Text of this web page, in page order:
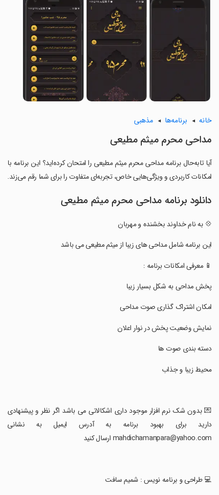
خانه برنامه‌ها مذهبی
مداحی محرم میثم مطیعی
آیا تابه‌حال برنامه مداحی محرم میثم مطیعی را امتحان کرده‌اید؟ این برنامه با
امکانات کاربردی و ویژگی‌هایی خاص، تجربه‌ای متفاوت را برای شما رقم می‌زند.
دانلود برنامه مداحی محرم میثم مطیعی
💠 به نام خداوند بخشنده و مهربان
‏این برنامه شامل مداحی های زیبا از میثم مطیعی می باشد
‏📱 معرفی امکانات برنامه :
‏پخش مداحی به شکل بسیار زیبا
‏امکان اشتراک گذاری صوت مداحی
‏نمایش وضعیت پخش در نوار اعلان
‏دسته بندی صوت ها
‏محیط زیبا و جذاب
‏💌 بدون شک نرم افزار موجود داری اشکالاتی می باشد اگر نظر و پیشنهادی
دارید برای بهبود برنامه به آدرس ایمیل به نشانی
mahdichamanpara@yahoo.com ارسال کنید
‏💻 طراحی و برنامه نویس : شمیم سافت